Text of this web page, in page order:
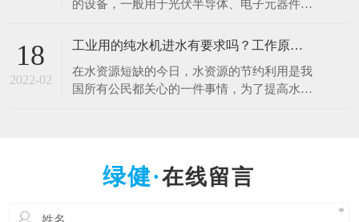
免受颗粒物质的磨损和堵塞。 2.活性炭吸附：
的设备，一般用于光伏半导体、电子元器件、
制系统是十分的重要，控制着整一套超纯水设
纯水设备控制系统采用全自动PLC人机界面控
制对水处理系统进行自动监测控制，可进行自
18
2022-02
工业用的纯水机进水有要求吗？工作原理什么？
在水资源短缺的今日，水资源的节约利用是我
国所有公民都关心的一件事情，为了提高水资
备根据进水的原水质以及出水的水质要求不一
在线留言